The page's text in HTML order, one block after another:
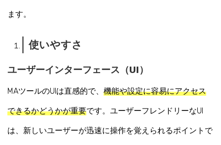
ます。
使いやすさ
ユーザーインターフェース（UI）
MAツールのUIは直感的で、 機能や設定に容易にアクセス
できるかどうかが重要です。ユーザーフレンドリーなUI
は、新しいユーザーが迅速に操作を覚えられるポイントで